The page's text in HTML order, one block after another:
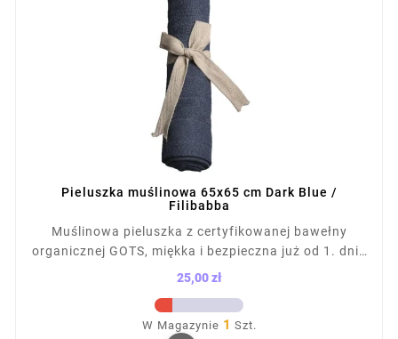
Pieluszka muślinowa 65x65 cm Dark Blue /
Filibabba
Muślinowa pieluszka z certyfikowanej bawełny
organicznej GOTS, miękka i bezpieczna już od 1. dnia
życia. Idealna do przewijania, jako lekki kocyk lub
Delikatna dla skóry dziecka, przewiewna i lekka.
Każda pieluszka owinięta dekoracyjną kokardką –
25,00 zł
W Magazynie 1 Szt.